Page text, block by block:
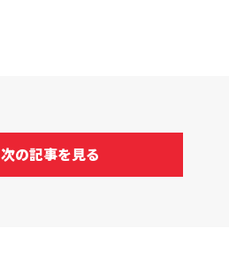
次の記事を見る